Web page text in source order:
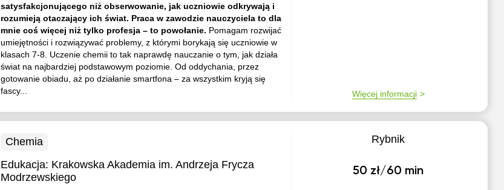
satysfakcjonującego niż obserwowanie, jak uczniowie odkrywają i
rozumieją otaczający ich świat. Praca w zawodzie nauczyciela to dla
mnie coś więcej niż tylko profesja – to powołanie. Pomagam rozwijać
umiejętności i rozwiązywać problemy, z którymi borykają się uczniowie w
klasach 7-8. Uczenie chemii to tak naprawdę nauczanie o tym, jak działa
świat na najbardziej podstawowym poziomie. Od oddychania, przez
gotowanie obiadu, aż po działanie smartfona – za wszystkim kryją się
fascy...
Więcej informacji
Chemia
Edukacja: Krakowska Akademia im. Andrzeja Frycza
Modrzewskiego
Rybnik
50 zł/60 min